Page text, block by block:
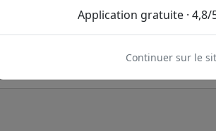
Application gratuite · 4,8/
Continuer sur le